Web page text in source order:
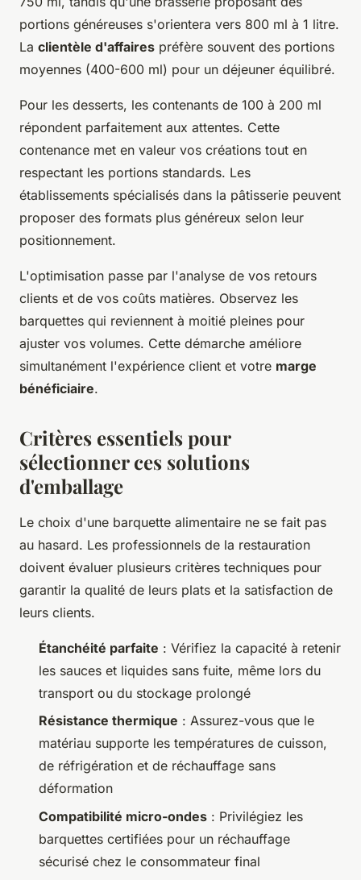
portions généreuses s'orientera vers 800 ml à 1 litre.
La clientèle d'affaires préfère souvent des portions
moyennes (400-600 ml) pour un déjeuner équilibré.
Pour les desserts, les contenants de 100 à 200 ml
répondent parfaitement aux attentes. Cette
contenance met en valeur vos créations tout en
respectant les portions standards. Les
établissements spécialisés dans la pâtisserie peuvent
proposer des formats plus généreux selon leur
positionnement.
L'optimisation passe par l'analyse de vos retours
clients et de vos coûts matières. Observez les
barquettes qui reviennent à moitié pleines pour
ajuster vos volumes. Cette démarche améliore
simultanément l'expérience client et votre marge
bénéficiaire.
Critères essentiels pour
sélectionner ces solutions
d'emballage
Le choix d'une barquette alimentaire ne se fait pas
au hasard. Les professionnels de la restauration
doivent évaluer plusieurs critères techniques pour
garantir la qualité de leurs plats et la satisfaction de
leurs clients.
Étanchéité parfaite : Vérifiez la capacité à retenir
les sauces et liquides sans fuite, même lors du
transport ou du stockage prolongé
Résistance thermique : Assurez-vous que le
matériau supporte les températures de cuisson,
de réfrigération et de réchauffage sans
déformation
Compatibilité micro-ondes : Privilégiez les
barquettes certifiées pour un réchauffage
sécurisé chez le consommateur final